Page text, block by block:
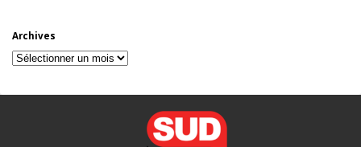
Archives
Archives